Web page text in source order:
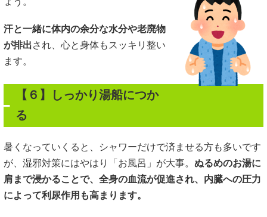
汗と一緒に体内の余分な水分や老廃物
が排出され、心と身体もスッキリ整い
ます。
【６】しっかり湯船につか
る
暑くなっていくると、シャワーだけで済ませる方も多いです
が、湿邪対策にはやはり「お風呂」が大事。 ぬるめのお湯に
肩まで浸かることで、全身の血流が促進され、内臓への圧力
によって利尿作用も高まります。